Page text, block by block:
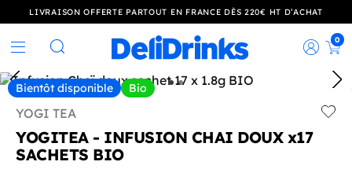
LIVRAISON OFFERTE PARTOUT EN FRANCE DÈS 220€ HT D’ACHAT
Rechercher
0
Bientôt disponible Bio
YOGI TEA
YOGITEA - INFUSION CHAI DOUX x17
SACHETS BIO